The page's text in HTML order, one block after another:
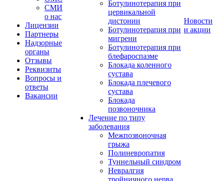
СМИ
о нас
Лицензии
Партнеры
Надзорные
органы
Отзывы
Реквизиты
Вопросы и
ответы
Вакансии
Ботулинотерапия при
цервикальной
дистонии
Ботулинотерапия при
мигрени
Ботулинотерапия при
блефароспазме
Блокада коленного
сустава
Блокада плечевого
сустава
Блокада
позвоночника
Лечение по типу
заболевания
Межпозвоночная
грыжа
Полиневропатия
Туннельный синдром
Невралгия
тройничного нерва
Новости
и акции